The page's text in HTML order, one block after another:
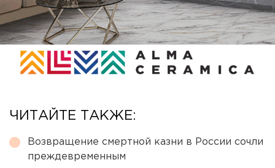
ЧИТАЙТЕ ТАКЖЕ:
Возвращение смертной казни в России сочли
преждевременным